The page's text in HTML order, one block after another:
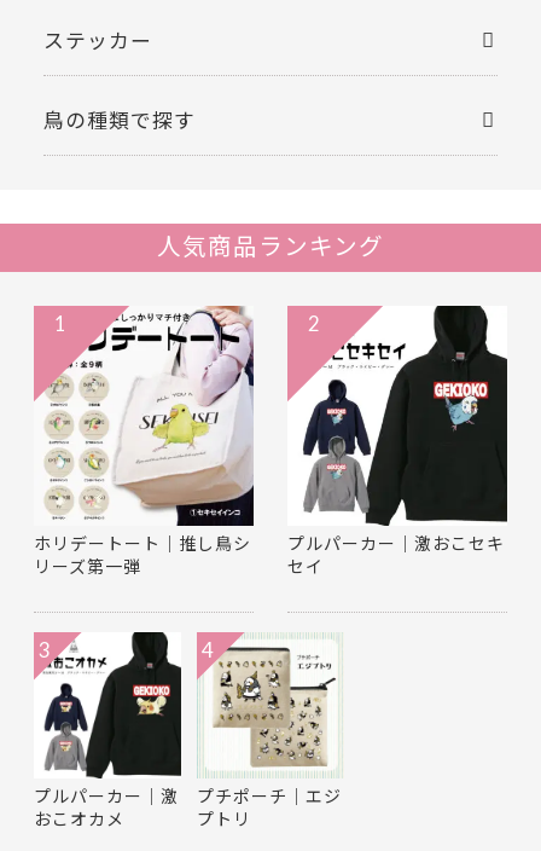
ステッカー
鳥の種類で探す
人気商品ランキング
ホリデートート｜推し鳥シ
リーズ第一弾
1
プルパーカー｜激おこセキ
セイ
2
プルパーカー｜激
おこオカメ
3
プチポーチ｜エジ
プトリ
4